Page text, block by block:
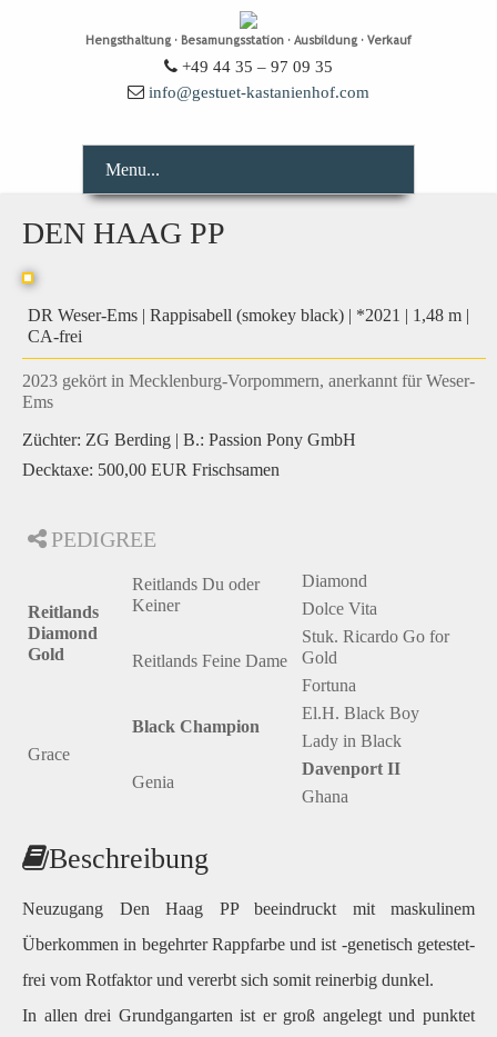
Hengsthaltung · Besamungsstation · Ausbildung · Verkauf
+49 44 35 – 97 09 35
info@gestuet-kastanienhof.com
Menu...
DEN HAAG PP
DR Weser-Ems | Rappisabell (smokey black) | *2021 | 1,48 m |
CA-frei
2023 gekört in Mecklenburg-Vorpommern, anerkannt für Weser-
Ems
Züchter: ZG Berding | B.: Passion Pony GmbH
Decktaxe: 500,00 EUR Frischsamen
PEDIGREE
Reitlands
Diamond
Gold
Reitlands Du oder
Keiner
Diamond
Dolce Vita
Reitlands Feine Dame
Stuk. Ricardo Go for
Gold
Fortuna
Grace
Black Champion
El.H. Black Boy
Lady in Black
Genia
Davenport II
Ghana
Beschreibung
Neuzugang Den Haag PP beeindruckt mit maskulinem
Überkommen in begehrter Rappfarbe und ist -genetisch getestet-
frei vom Rotfaktor und vererbt sich somit reinerbig dunkel.
In allen drei Grundgangarten ist er groß angelegt und punktet